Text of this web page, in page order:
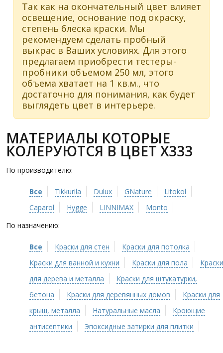
Так как на окончательный цвет влияет
освещение, основание под окраску,
степень блеска краски. Мы
рекомендуем сделать пробный
выкрас в Ваших условиях. Для этого
предлагаем приобрести тестеры-
пробники объемом 250 мл, этого
объема хватает на 1 кв.м., что
достаточно для понимания, как будет
выглядеть цвет в интерьере.
МАТЕРИАЛЫ КОТОРЫЕ
КОЛЕРУЮТСЯ В ЦВЕТ X333
По производителю:
Все Tikkurila Dulux GNature
Litokol
Caparol
Hygge LINNIMAX
Monto
По назначению:
Все Краски для стен
Краски для потолка
Краски для ванной и кухни
Краски для пола
Краски
для дерева и металла
Краски для штукатурки,
бетона
Краски для деревянных домов
Краски для
крыш, металла
Натуральные масла
Кроющие
антисептики
Эпоксидные затирки для плитки